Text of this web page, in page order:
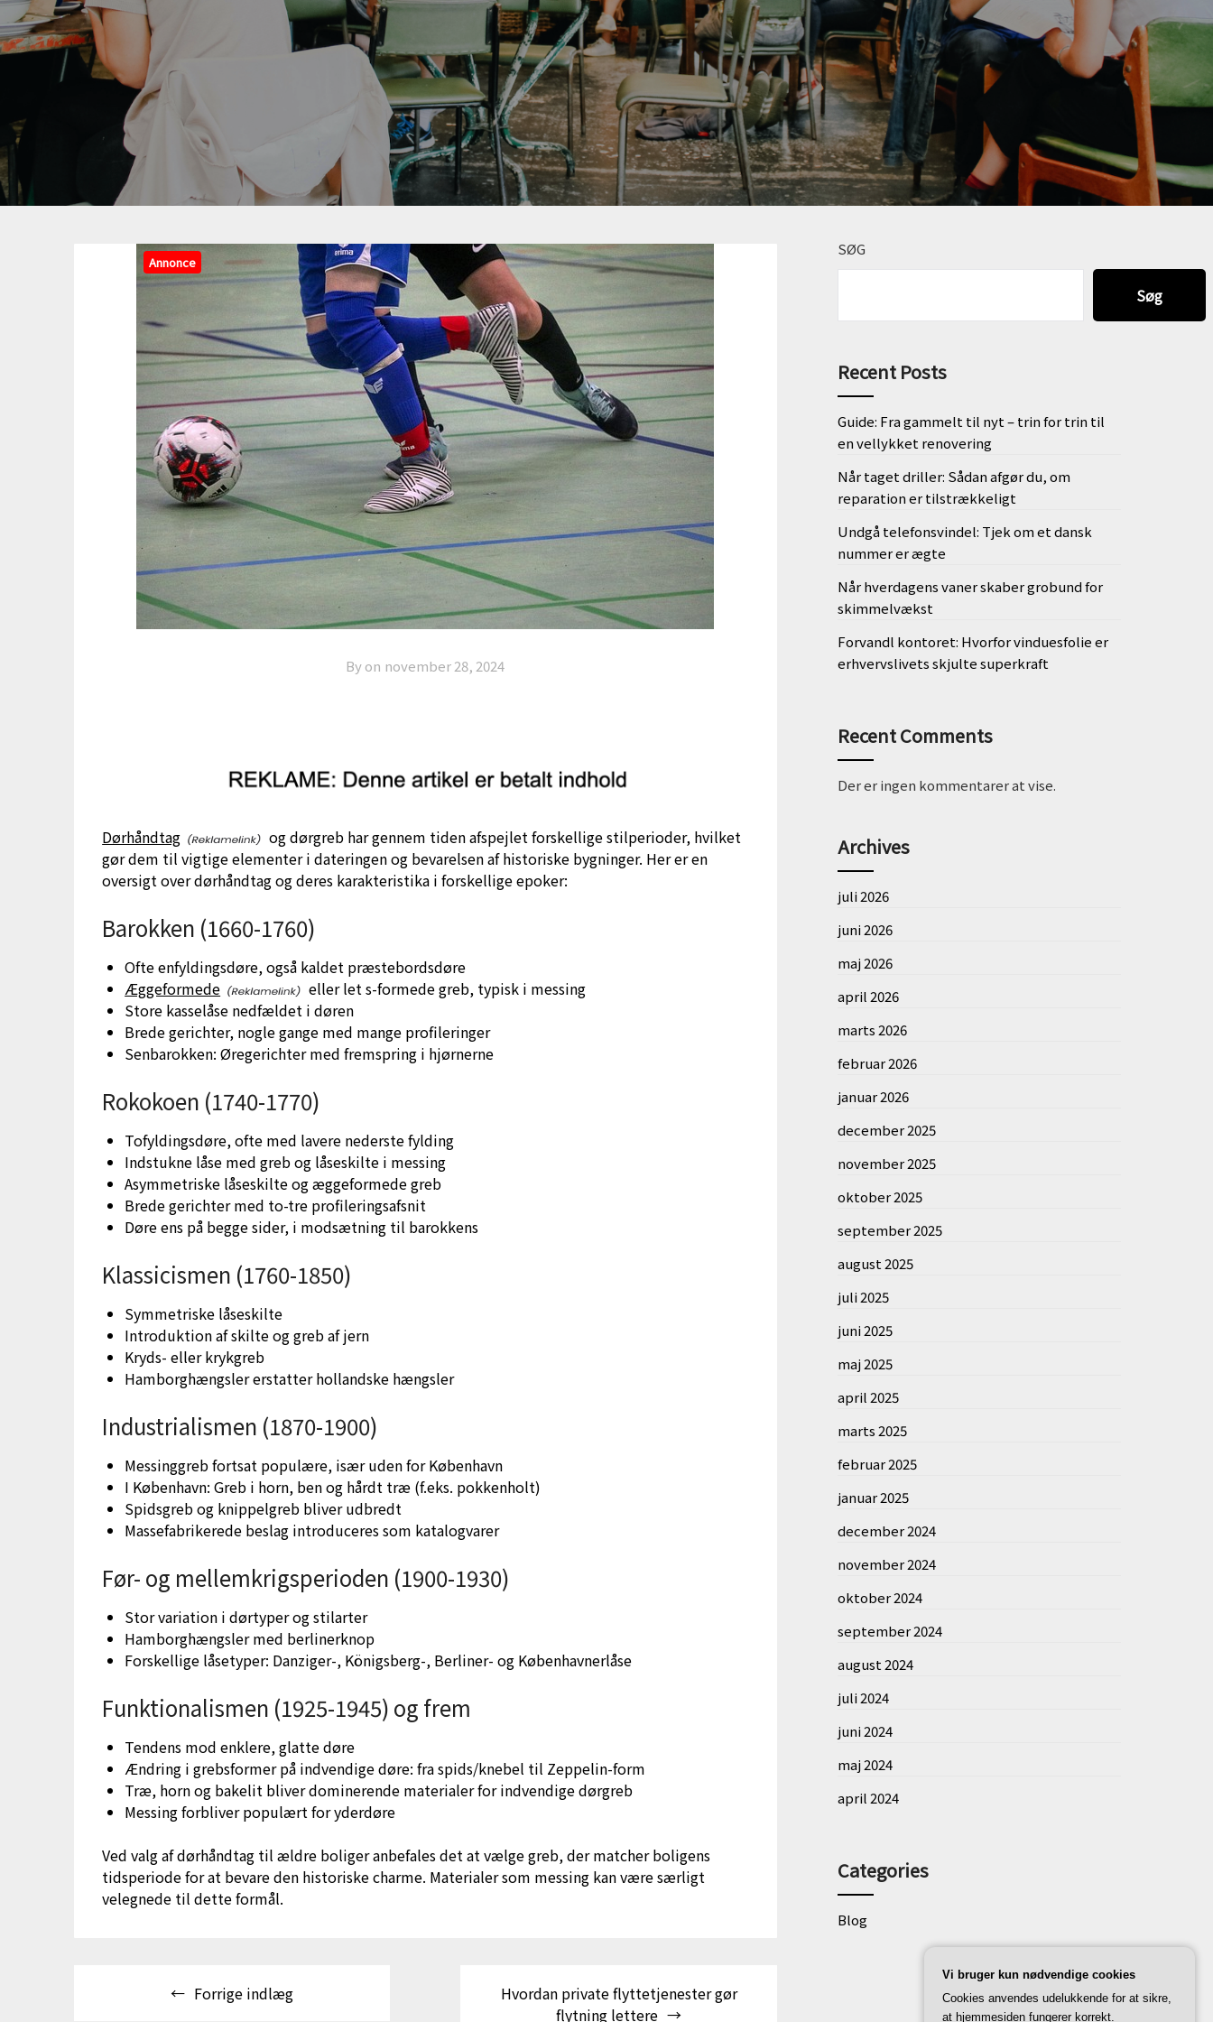
Annonce
By on november 28, 2024
Dørhåndtag
og dørgreb har gennem tiden afspejlet forskellige stilperioder, hvilket
gør dem til vigtige elementer i dateringen og bevarelsen af historiske bygninger. Her er en
oversigt over dørhåndtag og deres karakteristika i forskellige epoker:
Barokken (1660-1760)
Ofte enfyldingsdøre, også kaldet præstebordsdøre
Æggeformede
eller let s-formede greb, typisk i messing
Store kasselåse nedfældet i døren
Brede gerichter, nogle gange med mange profileringer
Senbarokken: Øregerichter med fremspring i hjørnerne
Rokokoen (1740-1770)
Tofyldingsdøre, ofte med lavere nederste fylding
Indstukne låse med greb og låseskilte i messing
Asymmetriske låseskilte og æggeformede greb
Brede gerichter med to-tre profileringsafsnit
Døre ens på begge sider, i modsætning til barokkens
Klassicismen (1760-1850)
Symmetriske låseskilte
Introduktion af skilte og greb af jern
Kryds- eller krykgreb
Hamborghængsler erstatter hollandske hængsler
Industrialismen (1870-1900)
Messinggreb fortsat populære, især uden for København
I København: Greb i horn, ben og hårdt træ (f.eks. pokkenholt)
Spidsgreb og knippelgreb bliver udbredt
Massefabrikerede beslag introduceres som katalogvarer
Før- og mellemkrigsperioden (1900-1930)
Stor variation i dørtyper og stilarter
Hamborghængsler med berlinerknop
Forskellige låsetyper: Danziger-, Königsberg-, Berliner- og Københavnerlåse
Funktionalismen (1925-1945) og frem
Tendens mod enklere, glatte døre
Ændring i grebsformer på indvendige døre: fra spids/knebel til Zeppelin-form
Træ, horn og bakelit bliver dominerende materialer for indvendige dørgreb
Messing forbliver populært for yderdøre
Ved valg af dørhåndtag til ældre boliger anbefales det at vælge greb, der matcher boligens
tidsperiode for at bevare den historiske charme. Materialer som messing kan være særligt
velegnede til dette formål.
Indlægsnavigation
Forrige indlæg
Hvordan private flyttetjenester gør
flytning lettere
SØG
Søg
Recent Posts
Guide: Fra gammelt til nyt – trin for trin til
en vellykket renovering
Når taget driller: Sådan afgør du, om
reparation er tilstrækkeligt
Undgå telefonsvindel: Tjek om et dansk
nummer er ægte
Når hverdagens vaner skaber grobund for
skimmelvækst
Forvandl kontoret: Hvorfor vinduesfolie er
erhvervslivets skjulte superkraft
Recent Comments
Der er ingen kommentarer at vise.
Archives
juli 2026
juni 2026
maj 2026
april 2026
marts 2026
februar 2026
januar 2026
december 2025
november 2025
oktober 2025
september 2025
august 2025
juli 2025
juni 2025
maj 2025
april 2025
marts 2025
februar 2025
januar 2025
december 2024
november 2024
oktober 2024
september 2024
august 2024
juli 2024
juni 2024
maj 2024
april 2024
Categories
Blog
Vi bruger kun nødvendige cookies
Cookies anvendes udelukkende for at sikre,
at hjemmesiden fungerer korrekt.